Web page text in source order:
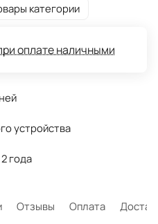
категории
оплате наличными
устройства
года
Отзывы Оплата